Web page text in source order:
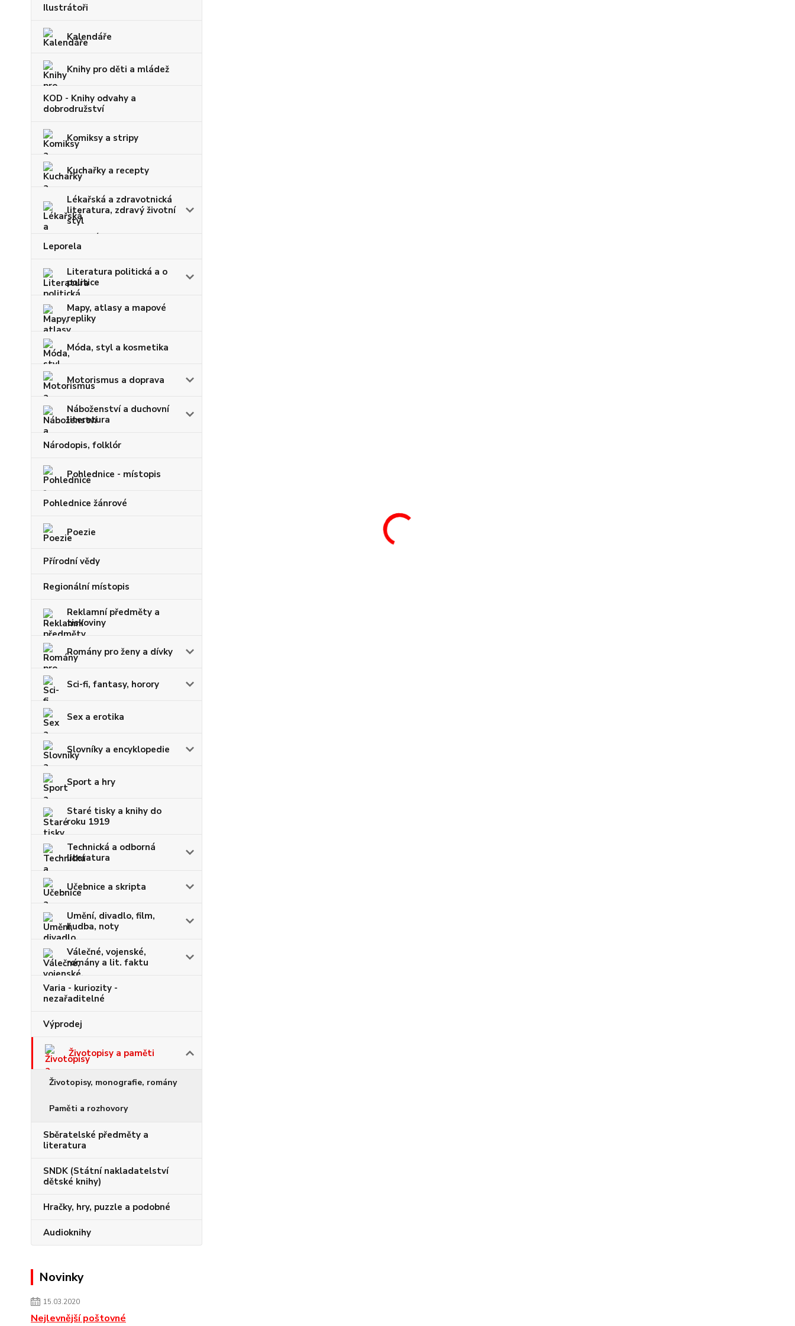
Ilustrátoři
Kalendáře
Knihy pro děti a mládež
KOD - Knihy odvahy a
dobrodružství
Komiksy a stripy
Kuchařky a recepty
Lékařská a zdravotnická
literatura, zdravý životní
styl
Leporela
Literatura politická a o
politice
Mapy, atlasy a mapové
repliky
Móda, styl a kosmetika
Motorismus a doprava
Náboženství a duchovní
literatura
Národopis, folklór
Pohlednice - místopis
Pohlednice žánrové
Poezie
Přírodní vědy
Regionální místopis
Reklamní předměty a
tiskoviny
Romány pro ženy a dívky
Sci-fi, fantasy, horory
Sex a erotika
Slovníky a encyklopedie
Sport a hry
Staré tisky a knihy do
roku 1919
Technická a odborná
literatura
Učebnice a skripta
Umění, divadlo, film,
hudba, noty
Válečné, vojenské,
romány a lit. faktu
Varia - kuriozity -
nezařaditelné
Výprodej
Životopisy a paměti
Životopisy, monografie, romány
Paměti a rozhovory
Sběratelské předměty a
literatura
SNDK (Státní nakladatelství
dětské knihy)
Hračky, hry, puzzle a podobné
Audioknihy
Novinky
15.03.2020
Nejlevnější poštovné